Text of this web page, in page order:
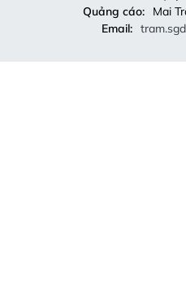
Quảng cáo:
Mai
Email: